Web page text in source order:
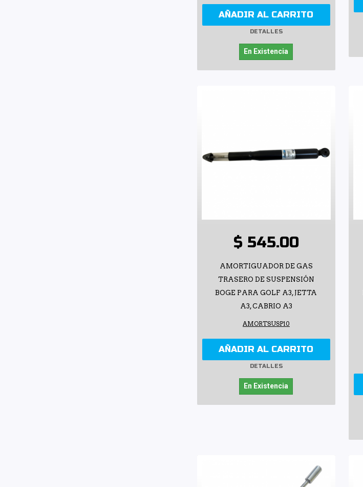
AÑADIR AL CARRITO
DETALLES
En Existencia
$ 545.00
AMORTIGUADOR DE GAS
TRASERO DE SUSPENSIÓN
BOGE PARA GOLF A3, JETTA
A3, CABRIO A3
AMORTSUSP10
AÑADIR AL CARRITO
DETALLES
En Existencia